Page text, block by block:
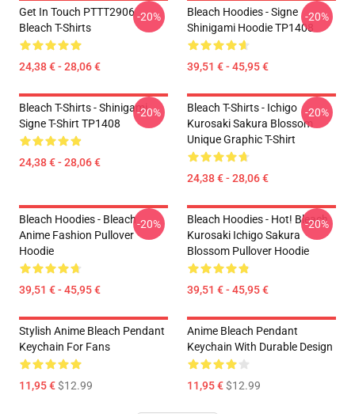
Get In Touch PTTT2906
Bleach T-Shirts
24,38 € - 28,06 €
-20%
Bleach Hoodies - Signe
Shinigami Hoodie TP1408
39,51 € - 45,95 €
-20%
Bleach T-Shirts - Shinigami
Signe T-Shirt TP1408
24,38 € - 28,06 €
-20%
Bleach T-Shirts - Ichigo
Kurosaki Sakura Blossom
Unique Graphic T-Shirt
24,38 € - 28,06 €
-20%
Bleach Hoodies - Bleach
Anime Fashion Pullover
Hoodie
39,51 € - 45,95 €
-20%
Bleach Hoodies - Hot! Bleach
Kurosaki Ichigo Sakura
Blossom Pullover Hoodie
39,51 € - 45,95 €
-20%
Stylish Anime Bleach Pendant
Keychain For Fans
11,95 €$12.99
Anime Bleach Pendant
Keychain With Durable Design
11,95 €$12.99